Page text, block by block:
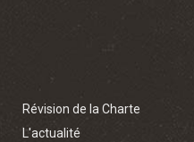
Révision de la Charte
L'actualité